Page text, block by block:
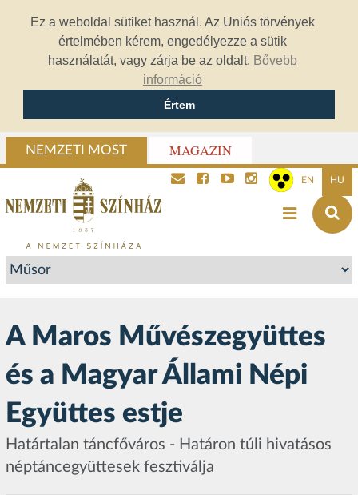
Ez a weboldal sütiket használ. Az Uniós törvények
értelmében kérem, engedélyezze a sütik
használatát, vagy zárja be az oldalt. Bővebb
információ
Értem
NEMZETI MOST MAGAZIN
EN HU
A Maros Művészegyüttes
és a Magyar Állami Népi
Együttes estje
Határtalan táncfőváros - Határon túli hivatásos
néptáncegyüttesek fesztiválja